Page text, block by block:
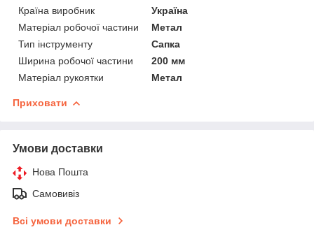
Країна виробник
Україна
Матеріал робочої частини
Метал
Тип інструменту
Сапка
Ширина робочої частини
200 мм
Матеріал рукоятки
Метал
Приховати
Умови доставки
Нова Пошта
Самовивіз
Всі умови доставки